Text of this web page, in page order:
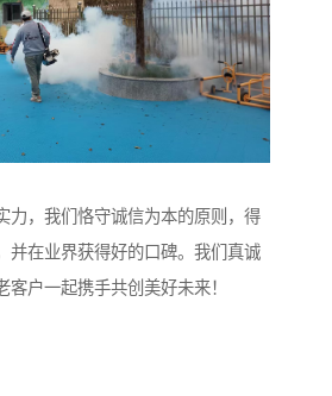
力，我们恪守诚信为本的原则，得
并在业界获得好的口碑。我们真诚
客户一起携手共创美好未来！